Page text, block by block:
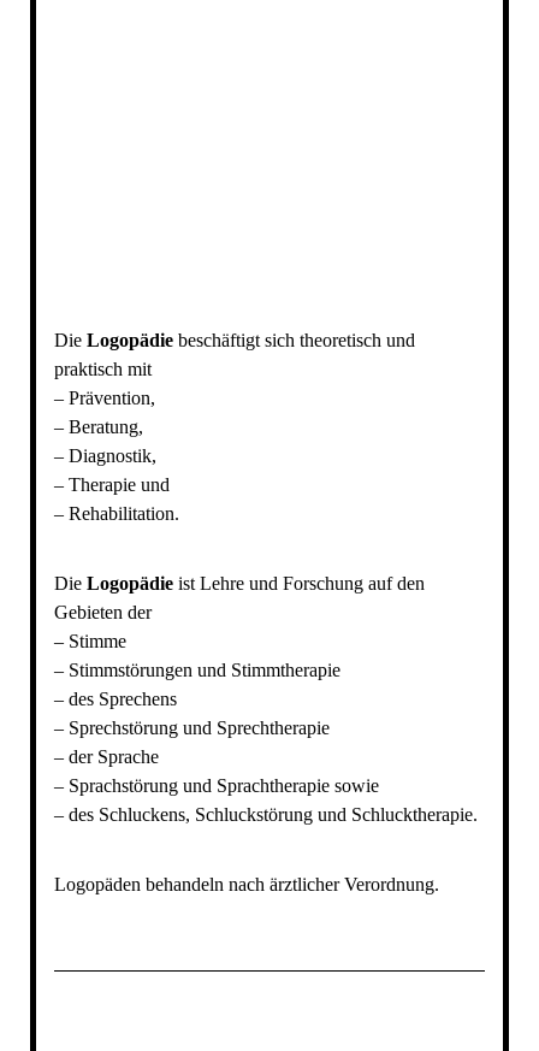
Die Logopädiebeschäftigt sich theoretisch und
praktisch mit
– Prävention,
– Beratung,
– Diagnostik,
– Therapie und
– Rehabilitation.
Die Logopädie ist Lehre und Forschung auf den
Gebieten der
– Stimme
– Stimmstörungen und Stimmtherapie
– des Sprechens
– Sprechstörung und Sprechtherapie
– der Sprache
– Sprachstörung und Sprachtherapie sowie
– des Schluckens, Schluckstörung und Schlucktherapie.
Logopäden behandeln nach ärztlicher Verordnung.